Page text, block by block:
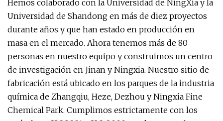
Hemos colaborado con la Universidad de NingXia y la
Universidad de Shandong en más de diez proyectos
durante años y que han estado en producción en
masa en el mercado. Ahora tenemos más de 80
personas en nuestro equipo y construimos un centro
de investigación en Jinan y Ningxia. Nuestro sitio de
fabricación está ubicado en los parques de la industria
química de Zhangqiu, Heze, Dezhou y Ningxia Fine
Chemical Park. Cumplimos estrictamente con los